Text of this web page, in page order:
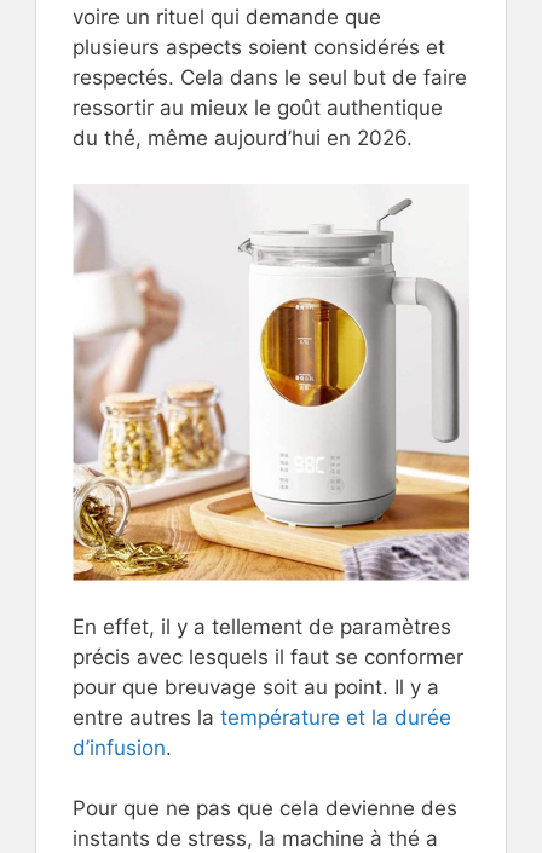
voire un rituel qui demande que
plusieurs aspects soient considérés et
respectés. Cela dans le seul but de faire
ressortir au mieux le goût authentique
du thé, même aujourd’hui en 2026.
En effet, il y a tellement de paramètres
précis avec lesquels il faut se conformer
pour que breuvage soit au point. Il y a
entre autres la température et la durée
d’infusion.
Pour que ne pas que cela devienne des
instants de stress, la machine à thé a